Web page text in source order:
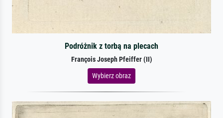
Podróżnik z torbą na plecach
François Joseph Pfeiffer (II)
Wybierz obraz